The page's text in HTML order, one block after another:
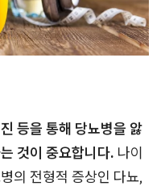
등을 통해 당뇨병을 앓
것이 중요합니다. 나이
의 전형적 증상인 다뇨,